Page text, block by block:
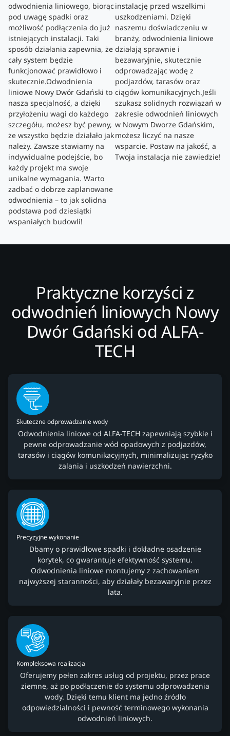
odwodnienia liniowego, biorąc
pod uwagę spadki oraz
możliwość podłączenia do już
istniejących instalacji. Taki
sposób działania zapewnia, że
cały system będzie
funkcjonować prawidłowo i
skutecznie.Odwodnienia
liniowe Nowy Dwór Gdański to
nasza specjalność, a dzięki
przyłożeniu wagi do każdego
szczegółu, możesz być pewny,
że wszystko będzie działało jak
należy. Zawsze stawiamy na
indywidualne podejście, bo
każdy projekt ma swoje
unikalne wymagania. Warto
zadbać o dobrze zaplanowane
odwodnienia – to jak solidna
podstawa pod dziesiątki
wspaniałych budowli!
instalację przed wszelkimi
uszkodzeniami. Dzięki
naszemu doświadczeniu w
branży, odwodnienia liniowe
działają sprawnie i
bezawaryjnie, skutecznie
odprowadzając wodę z
podjazdów, tarasów oraz
ciągów komunikacyjnych.Jeśli
szukasz solidnych rozwiązań w
zakresie odwodnień liniowych
w Nowym Dworze Gdańskim,
możesz liczyć na nasze
wsparcie. Postaw na jakość, a
Twoja instalacja nie zawiedzie!
Praktyczne korzyści z
odwodnień liniowych Nowy
Dwór Gdański od ALFA-
TECH
Skuteczne odprowadzanie wody
Odwodnienia liniowe od ALFA-TECH zapewniają szybkie i
pewne odprowadzanie wód opadowych z podjazdów,
tarasów i ciągów komunikacyjnych, minimalizując ryzyko
zalania i uszkodzeń nawierzchni.
Precyzyjne wykonanie
Dbamy o prawidłowe spadki i dokładne osadzenie
korytek, co gwarantuje efektywność systemu.
Odwodnienia liniowe montujemy z zachowaniem
najwyższej staranności, aby działały bezawaryjnie przez
lata.
Kompleksowa realizacja
Oferujemy pełen zakres usług od projektu, przez prace
ziemne, aż po podłączenie do systemu odprowadzenia
wody. Dzięki temu klient ma jedno źródło
odpowiedzialności i pewność terminowego wykonania
odwodnień liniowych.